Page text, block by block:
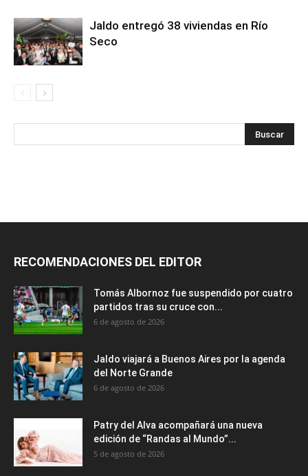
Jaldo entregó 38 viviendas en Río
Seco
RECOMENDACIONES DEL EDITOR
Tomás Albornoz fue suspendido por cuatro
partidos tras su cruce con...
6 de agosto de 2026
Jaldo viajará a Buenos Aires por la agenda
del Norte Grande
6 de agosto de 2026
Patry del Alva acompañará una nueva
edición de “Randas al Mundo”...
5 de agosto de 2026